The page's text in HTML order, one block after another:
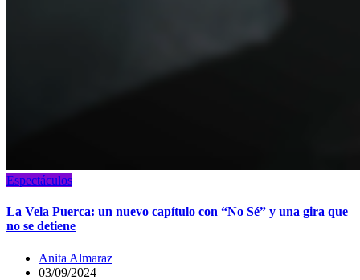
Espectáculos
La Vela Puerca: un nuevo capítulo con “No Sé” y una gira que
no se detiene
Anita Almaraz
03/09/2024